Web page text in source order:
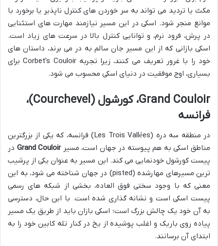
مکث یا تردید می تواند به سر خوردن های کنترل ناپذیر یا برخورد با
موانع منجر شود. اسکی در این مسیر نیازمند مهارت های استثنایی
در پرش، فرود نرم، و توانایی کنترل بالا در سرعت های زیاد است.
اسکی بازانی که از این مسیر جان سالم به در می برند، داستان های
خود را با غرور تعریف می کنند، زیرا تجربه Corbet’s Couloir برای
بسیاری، اوج موفقیت در دنیای اسکی محسوب می شود.
Grand Couloir، کورشول (Courchevel)،
فرانسه
در منطقه سه دره (Les Trois Vallées) فرانسه، که یکی از بزرگترین
مناطق اسکی به هم پیوسته در جهان است، مسیرGrand Couloir در
پیست کورشول خودنمایی می کند. این مسیر به عنوان یکی از پرشیب
ترین مسیرهای مهارشده (pisted) در جهان شناخته می شود، به این
معنی که با وجود سختی فوق العاده، بخشی از شبکه های رسمی
پیست اسکی است و نشانه گذاری شده است. با این حال، دسترسی
به آن خود یک چالش بزرگ است؛ اسکی بازان باید از طریق یک مسیر
پیاده روی باریک و اغلب پوشیده از یخ در کنار تله کابین خود را به
ابتدای آن برسانند.